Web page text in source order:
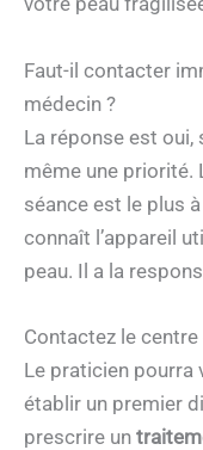
Faut-il contacter
médecin ?
La réponse est oui,
même une priorité.
séance est le plus
connaît l’appareil
peau. Il a la
Contactez le
Le praticien pourra
établir un premier
prescrire un